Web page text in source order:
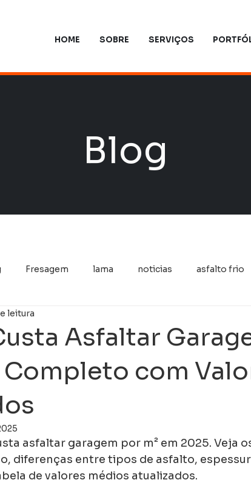
HOME SOBRE SERVIÇOS
Blog
Fresagem lama noticias asfalto frio
Asfaltar
Completo com
leitura
asfaltar garagem por m² em 2025. Veja
diferenças entre tipos de asfalto,
de valores médios atualizados.